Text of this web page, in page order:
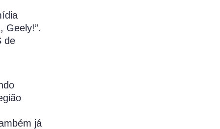
Geely!”.
de
já